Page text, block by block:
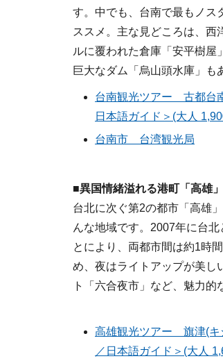
す。中でも、台南で最もノス
ススメ。主な見どころは、西
ルに覆われた倉庫「安平樹屋
巨大なダム「烏山頭水庫」も
台南観光ツアー 古都台
日本語ガイド＞(大人
台南市 台湾観光局
■異国情緒溢れる港町「高雄
台北に次ぐ第2の都市「高雄
んな地域です。2007年に台
とにより、両都市間は約1時
め、夜はライトアップが美し
ト「六合夜市」など、魅力的
高雄観光ツアー 旗津(キ
／日本語ガイド＞(大人